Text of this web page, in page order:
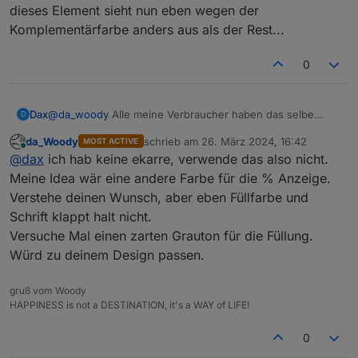
dieses Element sieht nun eben wegen der
Komplementärfarbe anders aus als der Rest...
0
D Dax@da_woody Alle meine Verbraucher haben das selbe
Element hat aber die Füllung wegen Ladezustand. Und
dieses Element sieht nun eben wegen der
Komplementärfarbe anders aus als der Rest...
Online
da_Woody MOST ACTIVE schrieb am 26. März 2024, 16:42
zuletzt editiert von
@dax ich hab keine ekarre, verwende das also nicht.
Meine Idea wär eine andere Farbe für die % Anzeige.
Verstehe deinen Wunsch, aber eben Füllfarbe und
Schrift klappt halt nicht.
Versuche Mal einen zarten Grauton für die Füllung.
Würd zu deinem Design passen.
gruß vom Woody
HAPPINESS is not a DESTINATION, it's a WAY of LIFE!
0